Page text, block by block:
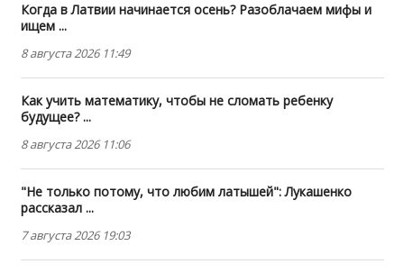
Когда в Латвии начинается осень? Разоблачаем мифы и
ищем ...
8 августа 2026 11:49
Как учить математику, чтобы не сломать ребенку
будущее? ...
8 августа 2026 11:06
"Не только потому, что любим латышей": Лукашенко
рассказал ...
7 августа 2026 19:03